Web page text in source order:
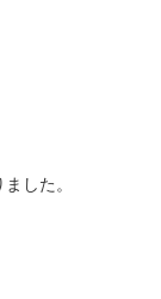
した。